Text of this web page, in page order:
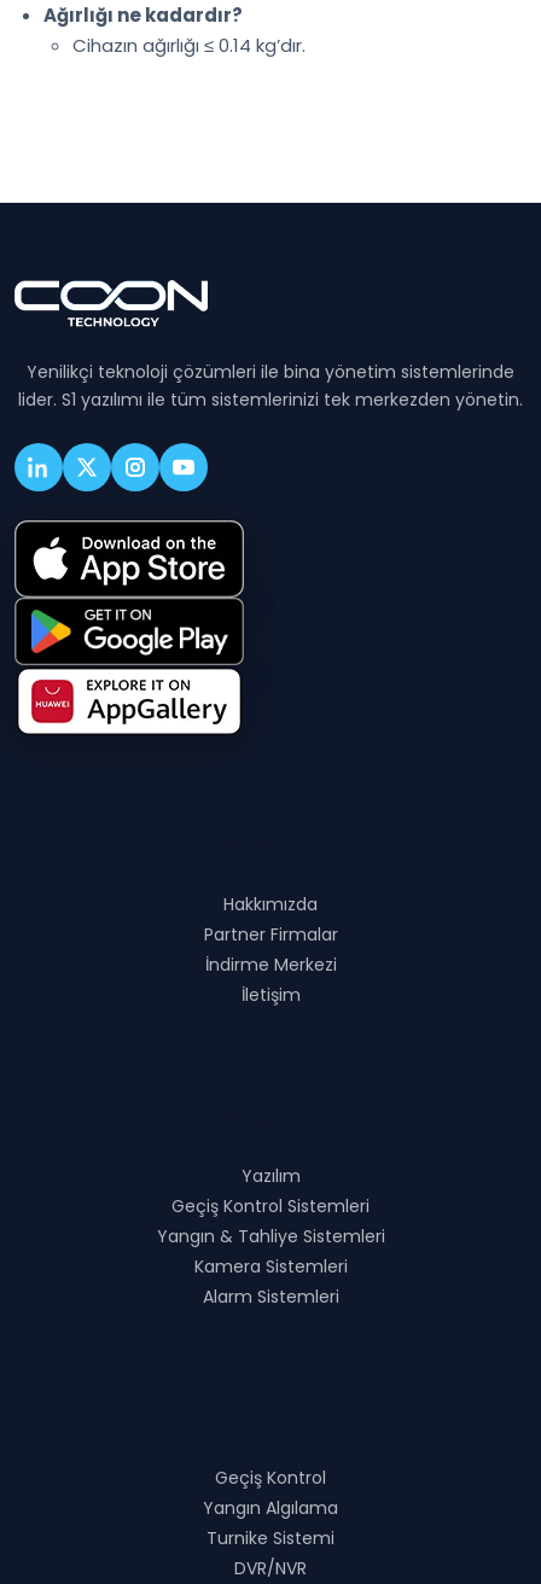
Ağırlığı ne kadardır?
Cihazın ağırlığı ≤ 0.14 kg’dır.
Yenilikçi teknoloji çözümleri ile bina yönetim sistemlerinde
lider. S1 yazılımı ile tüm sistemlerinizi tek merkezden yönetin.
Hakkımızda
Partner Firmalar
İndirme Merkezi
İletişim
Yazılım
Geçiş Kontrol Sistemleri
Yangın & Tahliye Sistemleri
Kamera Sistemleri
Alarm Sistemleri
Geçiş Kontrol
Yangın Algılama
Turnike Sistemi
DVR/NVR